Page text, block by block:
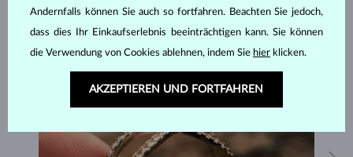
Andernfalls können Sie auch so fortfahren. Beachten Sie jedoch,
dass dies Ihr Einkaufserlebnis beeinträchtigen kann. Sie können
die Verwendung von Cookies ablehnen, indem Sie hier klicken.
AKZEPTIEREN UND FORTFAHREN